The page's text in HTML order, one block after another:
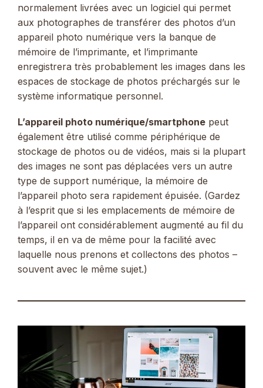
normalement livrées avec un logiciel qui permet
aux photographes de transférer des photos d’un
appareil photo numérique vers la banque de
mémoire de l’imprimante, et l’imprimante
enregistrera très probablement les images dans les
espaces de stockage de photos préchargés sur le
système informatique personnel.
L’appareil photo numérique/smartphone peut
également être utilisé comme périphérique de
stockage de photos ou de vidéos, mais si la plupart
des images ne sont pas déplacées vers un autre
type de support numérique, la mémoire de
l’appareil photo sera rapidement épuisée. (Gardez
à l’esprit que si les emplacements de mémoire de
l’appareil ont considérablement augmenté au fil du
temps, il en va de même pour la facilité avec
laquelle nous prenons et collectons des photos –
souvent avec le même sujet.)